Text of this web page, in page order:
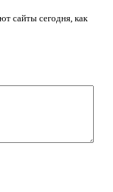
сайты сегодня, как